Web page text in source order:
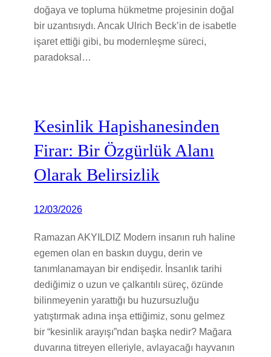
doğaya ve topluma hükmetme projesinin doğal
bir uzantısıydı. Ancak Ulrich Beck’in de isabetle
işaret ettiği gibi, bu modernleşme süreci,
paradoksal…
Kesinlik Hapishanesinden
Firar: Bir Özgürlük Alanı
Olarak Belirsizlik
12/03/2026
Ramazan AKYILDIZ Modern insanın ruh haline
egemen olan en baskın duygu, derin ve
tanımlanamayan bir endişedir. İnsanlık tarihi
dediğimiz o uzun ve çalkantılı süreç, özünde
bilinmeyenin yarattığı bu huzursuzluğu
yatıştırmak adına inşa ettiğimiz, sonu gelmez
bir “kesinlik arayışı”ndan başka nedir? Mağara
duvarına titreyen elleriyle, avlayacağı hayvanın